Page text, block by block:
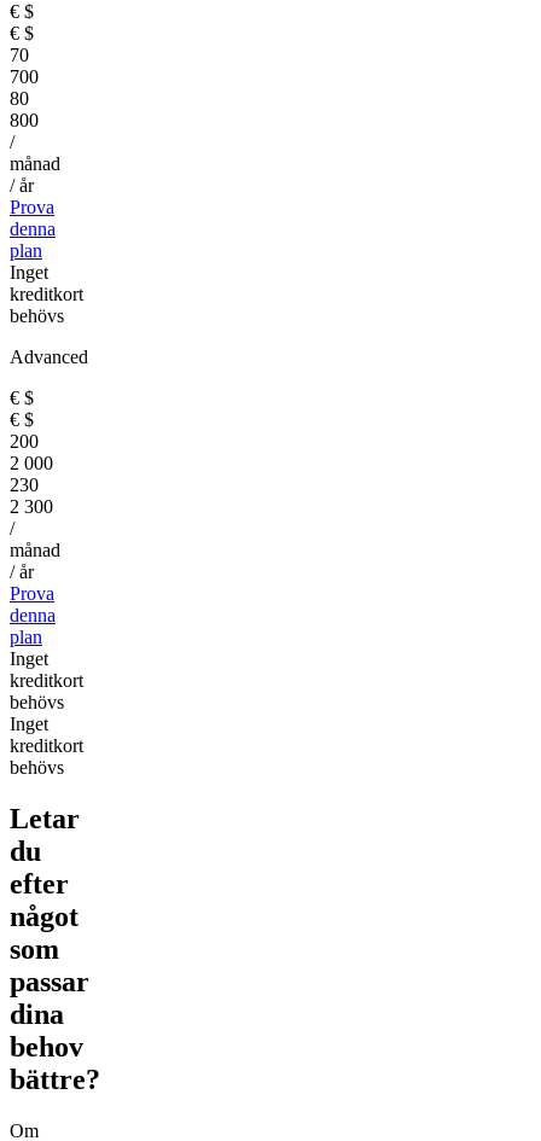
€ $
€ $
70
700
80
800
/
månad
/ år
Prova
denna
plan
Inget
kreditkort
behövs
Advanced
€ $
€ $
200
2 000
230
2 300
/
månad
/ år
Prova
denna
plan
Inget
kreditkort
behövs
Inget
kreditkort
behövs
Letar
du
efter
något
som
passar
dina
behov
bättre?
Om